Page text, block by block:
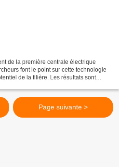
de la première centrale électrique
font le point sur cette technologie
de la filière. Les résultats sont
Page suivante >